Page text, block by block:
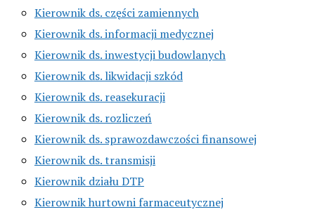
Kierownik ds. części zamiennych
Kierownik ds. informacji medycznej
Kierownik ds. inwestycji budowlanych
Kierownik ds. likwidacji szkód
Kierownik ds. reasekuracji
Kierownik ds. rozliczeń
Kierownik ds. sprawozdawczości finansowej
Kierownik ds. transmisji
Kierownik działu DTP
Kierownik hurtowni farmaceutycznej